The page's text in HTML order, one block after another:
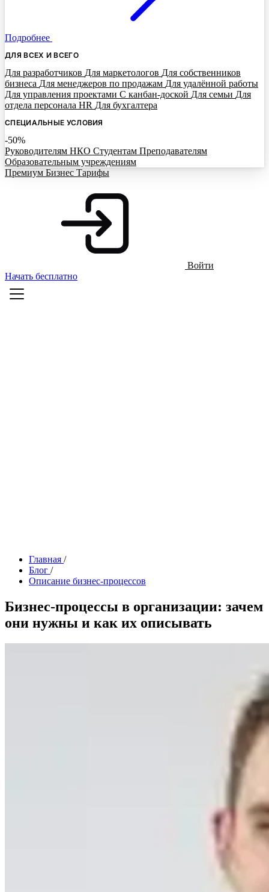
Подробнее
ДЛЯ ВСЕХ И ВСЕГО
Для разработчиков Для маркетологов Для собственников
бизнеса Для менеджеров по продажам Для удалённой работы
Для управления проектами С канбан-доской Для семьи Для
отдела персонала HR Для бухгалтера
СПЕЦИАЛЬНЫЕ УСЛОВИЯ
-50%
Руководителям НКО Студентам Преподавателям
Образовательным учреждениям
Премиум Бизнес Тарифы
Войти
Начать бесплатно
Главная /
Блог /
Описание бизнес-процессов
Бизнес-процессы в организации: зачем
они нужны и как их описывать